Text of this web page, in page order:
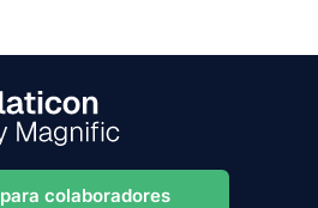
colaboradores